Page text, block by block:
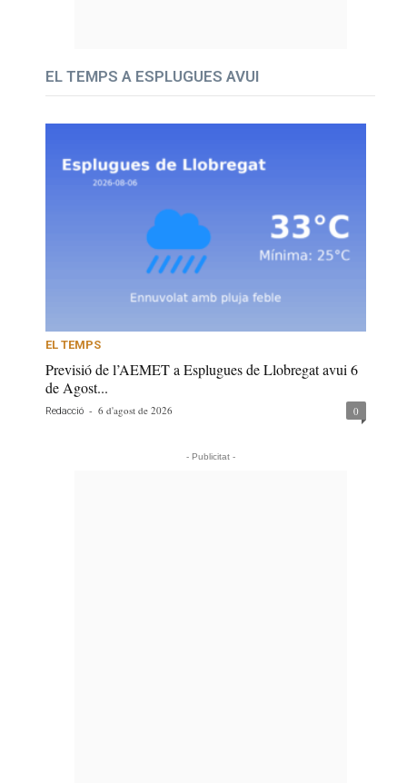
EL TEMPS A ESPLUGUES AVUI
EL TEMPS
Previsió de l’AEMET a Esplugues de Llobregat avui 6
de Agost...
Redacció - 6 d'agost de 2026 0
- Publicitat -